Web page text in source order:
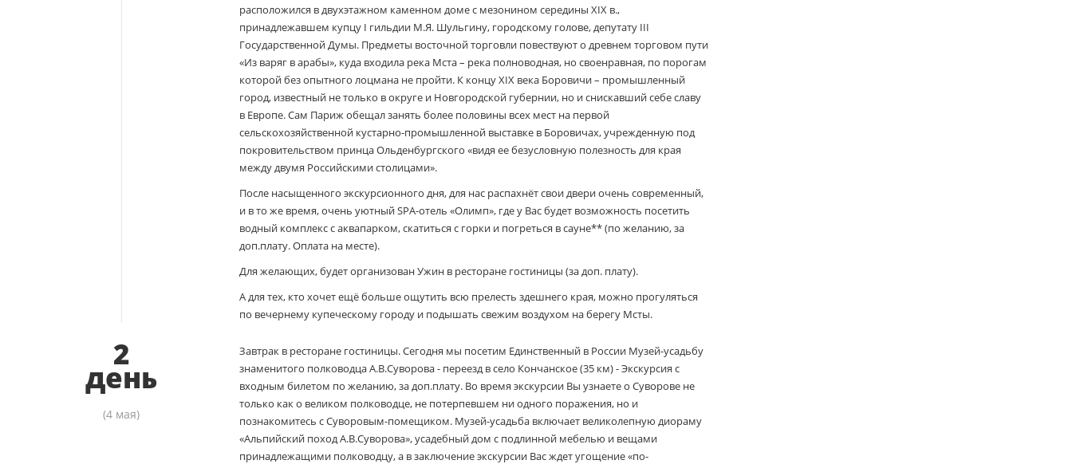
расположился в двухэтажном каменном доме с мезонином середины XIX в.,
принадлежавшем купцу I гильдии М.Я. Шульгину, городскому голове, депутату III
Государственной Думы. Предметы восточной торговли повествуют о древнем торговом пути
«Из варяг в арабы», куда входила река Мста – река полноводная, но своенравная, по порогам
которой без опытного лоцмана не пройти. К концу XIX века Боровичи – промышленный
город, известный не только в округе и Новгородской губернии, но и снискавший себе славу
в Европе. Сам Париж обещал занять более половины всех мест на первой
сельскохозяйственной кустарно-промышленной выставке в Боровичах, учрежденную под
покровительством принца Ольденбургского «видя ее безусловную полезность для края
между двумя Российскими столицами».
После насыщенного экскурсионного дня, для нас распахнёт свои двери очень современный,
и в то же время, очень уютный SPA-отель «Олимп», где у Вас будет возможность посетить
водный комплекс с аквапарком, скатиться с горки и погреться в сауне** (по желанию, за
доп.плату. Оплата на месте).
Для желающих, будет организован Ужин в ресторане гостиницы (за доп. плату).
А для тех, кто хочет ещё больше ощутить всю прелесть здешнего края, можно прогуляться
по вечернему купеческому городу и подышать свежим воздухом на берегу Мсты.
2
день
(4 мая)
Завтрак в ресторане гостиницы. Сегодня мы посетим Единственный в России Музей-усадьбу
знаменитого полководца А.В.Суворова - переезд в село Кончанское (35 км) - Экскурсия с
входным билетом по желанию, за доп.плату. Во время экскурсии Вы узнаете о Суворове не
только как о великом полководце, не потерпевшем ни одного поражения, но и
познакомитесь с Суворовым-помещиком. Музей-усадьба включает великолепную диораму
«Альпийский поход А.В.Суворова», усадебный дом с подлинной мебелью и вещами
принадлежащими полководцу, а в заключение экскурсии Вас ждет угощение «по-